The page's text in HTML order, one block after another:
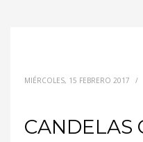
MIÉRCOLES, 15 FEBRERO 2017 /
CANDELAS